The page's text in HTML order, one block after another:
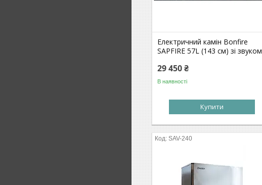
Електричний камін Bonfire
SAPFIRE 57L (143 см) зі звуком
29 450 ₴
В наявності
Купити
SAV-240